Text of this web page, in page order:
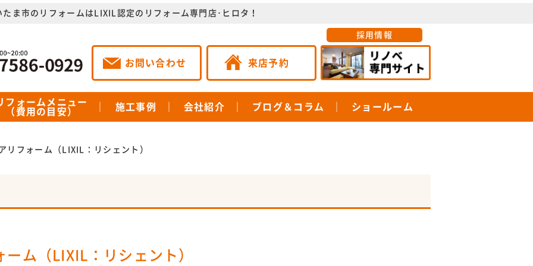
ま市のリフォームはLIXIL認定のリフォーム専門店･ヒロタ！
採用情報
お問い合わせ 来店予約
フォームメニュー
（費用の目安）
施工事例 会社紹介 ブログ＆コラム ショールーム
リフォーム（LIXIL：リシェント）
ム（LIXIL：リシェント）